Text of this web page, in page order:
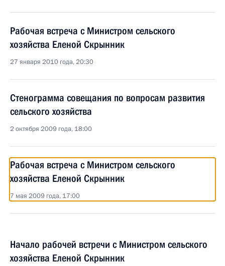
Рабочая встреча с Министром сельского
хозяйства Еленой Скрынник
27 января 2010 года, 20:30
Стенограмма совещания по вопросам развития
сельского хозяйства
2 октября 2009 года, 18:00
Рабочая встреча с Министром сельского
хозяйства Еленой Скрынник
7 мая 2009 года, 17:00
Начало рабочей встречи с Министром сельского
хозяйства Еленой Скрынник